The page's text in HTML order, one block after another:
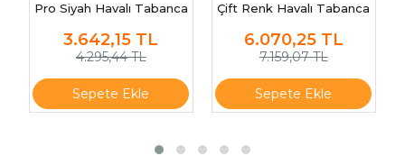
Pro Siyah Havalı Tabanca
3.642,15 TL
4.295,44 TL
Sepete Ekle
Çift Renk Havalı Tabanca
6.070,25 TL
7.159,07 TL
Sepete Ekle